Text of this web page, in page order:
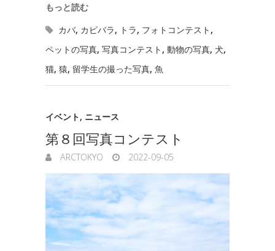
もっと読む
カバ, カピバラ, トラ, フォトコンテスト ,
ペットの写真, 写真コンテスト , 動物の写真, 犬,
猫, 猿, 留学生の撮った写真, 魚
イベント, ニュース
第８回写真コンテスト
ARCTOKYO 2022-09-05